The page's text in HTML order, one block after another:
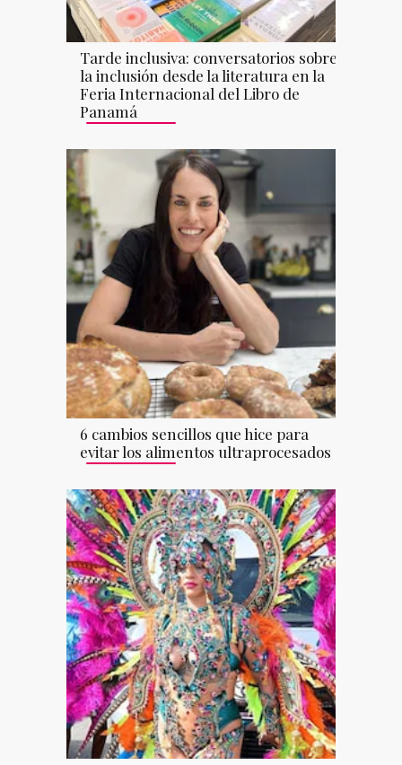
Tarde inclusiva: conversatorios sobre
la inclusión desde la literatura en la
Feria Internacional del Libro de
Panamá
6 cambios sencillos que hice para
evitar los alimentos ultraprocesados